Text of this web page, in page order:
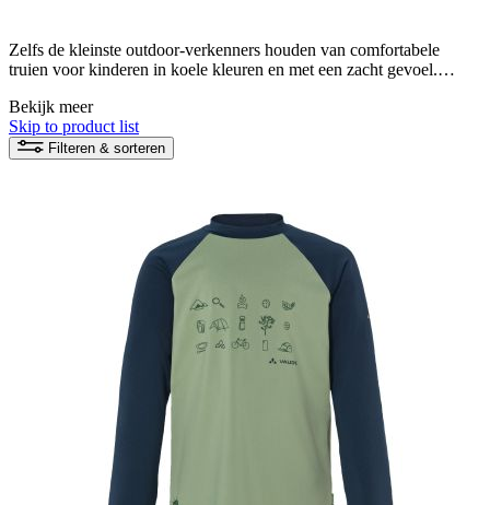
Zelfs de kleinste outdoor-verkenners houden van comfortabele
truien voor kinderen in koele kleuren en met een zacht gevoel.
fleece of katoen, voor elke smaak vindt u online uw toekomstige
favoriete kindertrui.
Bekijk meer
Skip to product list
Filteren & sorteren